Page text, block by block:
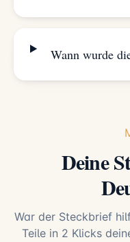
Wann wurde
Deine
War der Steckbrief
Teile in 2 Klicks